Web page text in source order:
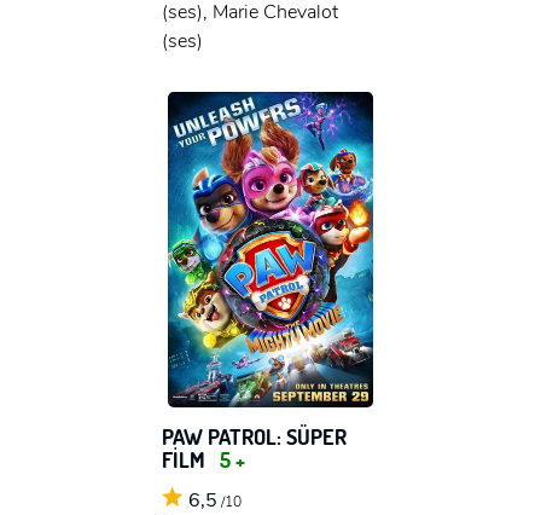
(ses), Marie Chevalot
(ses)
PAW PATROL: SÜPER
FİLM 5 +
6,5 /10